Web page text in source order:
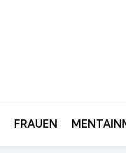
FRAUEN